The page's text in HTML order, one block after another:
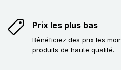
Prix les plus bas
Bénéficiez des prix les
produits de haute qualité.